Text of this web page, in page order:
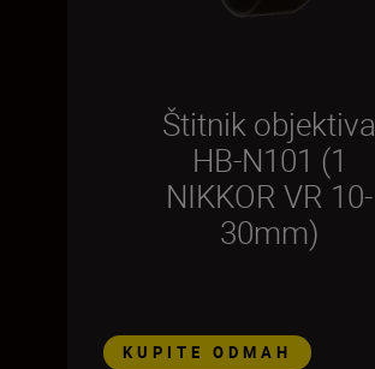
Štitnik objektiva
HB-N101 (1
NIKKOR VR 10-
30mm)
KUPITE ODMAH